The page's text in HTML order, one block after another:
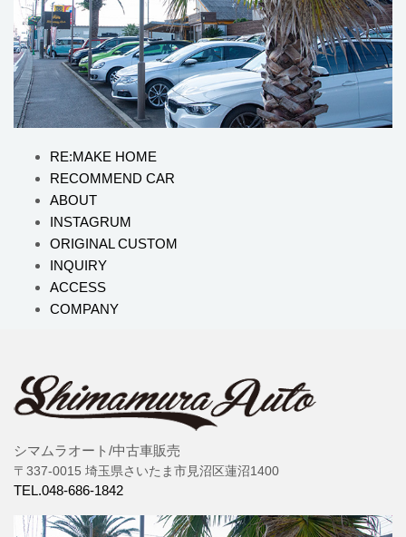
RE:MAKE HOME
RECOMMEND CAR
ABOUT
INSTAGRUM
ORIGINAL CUSTOM
INQUIRY
ACCESS
COMPANY
シマムラオート/中古車販売
〒337-0015 埼玉県さいたま市見沼区蓮沼1400
TEL.048-686-1842